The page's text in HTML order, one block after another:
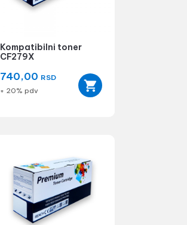
Kompatibilni toner
CF279X
740,00 RSD
+ 20% pdv